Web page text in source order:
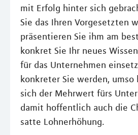
mit Erfolg hinter sich
Sie das Ihren Vorgesetzten
präsentieren Sie ihm am
konkret Sie Ihr neues
für das Unternehmen
konkreter Sie werden, umso
sich der Mehrwert fürs
damit hoffentlich auch die
satte Lohnerhöhung.